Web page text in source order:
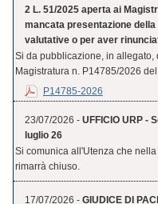
2 L. 51/2025 aperta ai
mancata presentazione
valutative o per aver
Si da pubblicazione, in
Magistratura n. P14785/2026
P14785-2026
23/07/2026 - UFFICIO URP -
luglio 26
Si comunica all'Utenza che
rimarrà chiuso.
17/07/2026 - GIUDICE DI